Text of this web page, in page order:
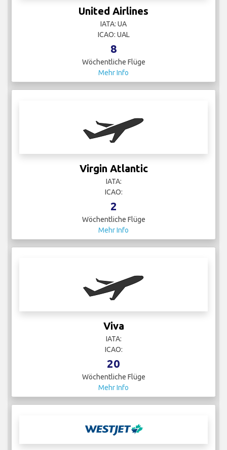
United Airlines
IATA: UA
ICAO: UAL
8
Wöchentliche Flüge
Mehr Info
Virgin Atlantic
IATA:
ICAO:
2
Wöchentliche Flüge
Mehr Info
Viva
IATA:
ICAO:
20
Wöchentliche Flüge
Mehr Info